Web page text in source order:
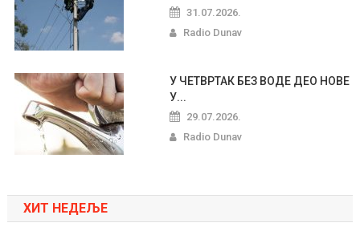
31.07.2026.
Radio Dunav
У ЧЕТВРТАК БЕЗ ВОДЕ ДЕО НОВЕ
У...
29.07.2026.
Radio Dunav
ХИТ НЕДЕЉЕ